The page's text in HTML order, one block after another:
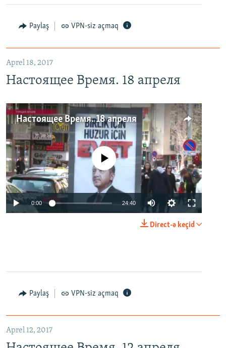
Paylaş VPN-siz açmaq
Aprel 18, 2017
Настоящее Время. 18 апреля
Настоящее Время. 18 апреля
No media source currently available
0:00 24:40
Direct-ə keçid
Paylaş VPN-siz açmaq
Aprel 12, 2017